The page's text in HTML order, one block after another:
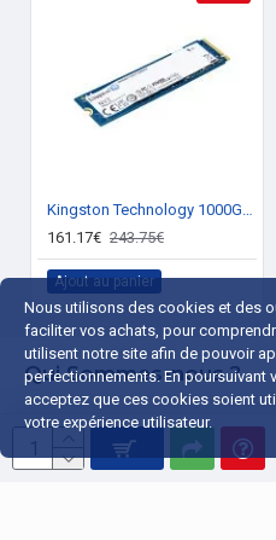
Kingston Technology 1000G NV3 M.2 2280 NVMe SSD
161.17€ 243.75€
Ajout au panier
Qui Sommes-nous ?
Liens Utiles
Nous utilisons des cookies et des
faciliter vos achats, pour
utilisent notre site afin de pouvoir
perfectionnements. En poursuivant
acceptez que ces cookies soient
votre expérience utilisateur.